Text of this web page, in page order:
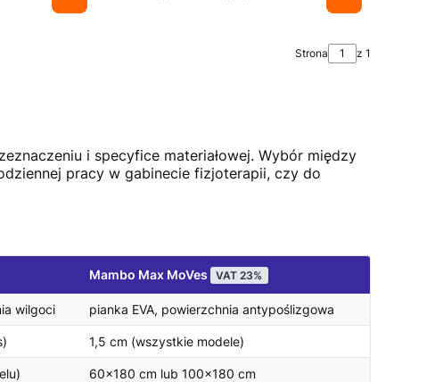
Strona z 1
i specyfice materiałowej. Wybór między
pracy w gabinecie fizjoterapii, czy do
Mambo Max MoVes VAT 23%
wilgoci pianka EVA, powierzchnia antypoślizgowa
1,5 cm (wszystkie modele)
60×180 cm lub 100×180 cm